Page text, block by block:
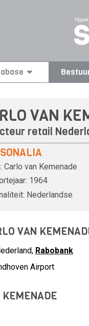
VAN
retail
Carlo van Kemenade
1964
Nederlandse
VAN
Rabobank
Airport
KEMENADE